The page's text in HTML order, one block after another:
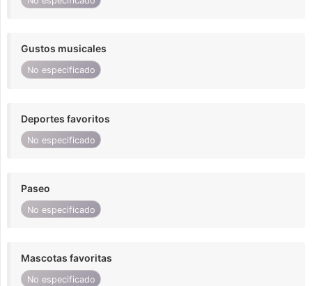
Gustos musicales
No especificado
Deportes favoritos
No especificado
Paseo
No especificado
Mascotas favoritas
No especificado